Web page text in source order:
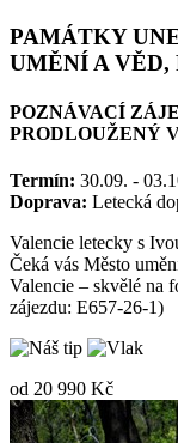
PAMÁTKY
UMĚNÍ A VĚD,
POZNÁVACÍ
PRODLOUŽENÝ
Termín: 30.09. -
Doprava: Letecká
Valencie letecky s
Čeká vás Město
Valencie – skvělé na
zájezdu: E657-26-1)
od 20 990 Kč